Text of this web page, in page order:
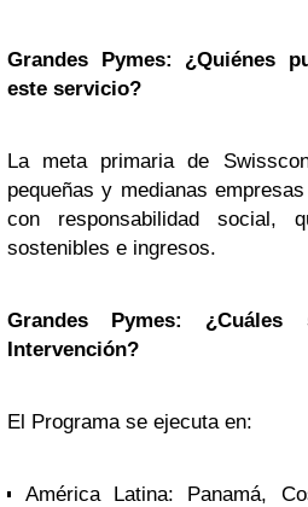
Grandes Pymes: ¿Quiénes
este servicio?
La meta primaria de
pequeñas y medianas
con responsabilidad social,
sostenibles e ingresos.
Grandes Pymes:
Intervención?
El Programa se ejecuta en:
América Latina: Panamá,